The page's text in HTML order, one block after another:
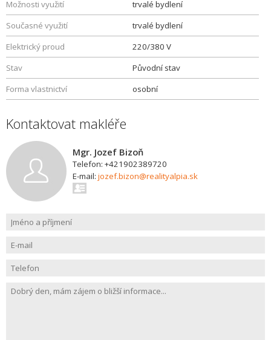
Možnosti využití
trvalé bydlení
Současné využití
trvalé bydlení
Elektrický proud
220/380 V
Stav
Původní stav
Forma vlastnictví
osobní
Kontaktovat makléře
Mgr. Jozef Bizoň
Telefon: +421902389720
E-mail: jozef.bizon@realityalpia.sk